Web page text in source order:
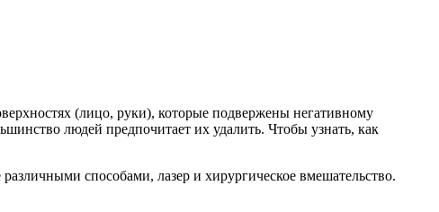
(лицо, руки), которые подвержены негативному
людей предпочитает их удалить. Чтобы узнать, как
способами, лазер и хирургическое вмешательство.